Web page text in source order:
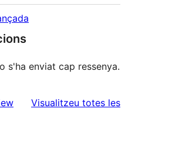
s'ha enviat cap ressenya.
Visualitzeu totes lesressenyes